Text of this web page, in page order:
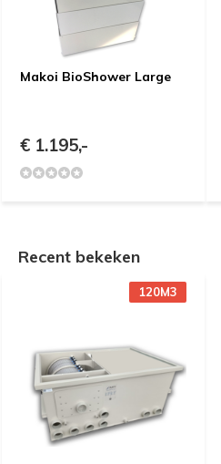
Makoi BioShower Large
€ 1.195,-
Recent bekeken
120M3